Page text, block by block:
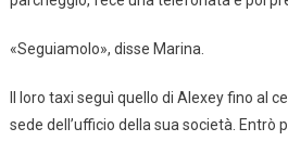
«Seguiamolo», disse Marina.
Il loro taxi seguì quello di Alexey fino al
sede dell’ufficio della sua società. Entrò